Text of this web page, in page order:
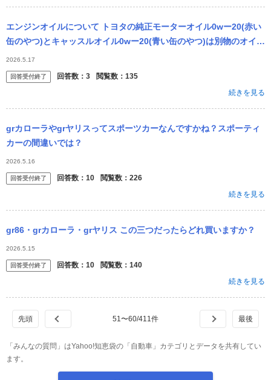
エンジンオイルについて トヨタの純正モーターオイル0wー20(赤い
缶のやつ)とキャッスルオイル0wー20(青い缶のやつ)は別物のオイル
でしょうか？ 点検パックに加入していますが、点検パックで交換...
2026.5.17
回答受付終了 回答数： 3 閲覧数： 135
続きを見る
grカローラやgrヤリスってスポーツカーなんですかね？スポーティ
カーの間違いでは？
2026.5.16
回答受付終了 回答数： 10 閲覧数： 226
続きを見る
gr86・grカローラ・grヤリス この三つだったらどれ買いますか？
2026.5.15
回答受付終了 回答数： 10 閲覧数： 140
続きを見る
51 〜60/411 件
「みんなの質問」はYahoo!知恵袋の「自動車」カテゴリとデータを共有してい
ます。